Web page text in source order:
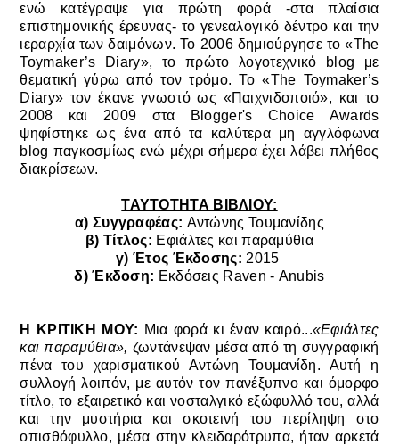
ενώ κατέγραψε για πρώτη φορά -στα πλαίσια
επιστημονικής έρευνας- το γενεαλογικό δέντρο και την
ιεραρχία των δαιμόνων.To 2006 δημιούργησε το «The
Toymaker’s Diary», το πρώτο λογοτεχνικό blog με
θεματική γύρω από τον τρόμο. Το «The Toymaker’s
Diary» τον έκανε γνωστό ως «Παιχνιδοποιό», και το
2008 και 2009 στα Blogger's Choice Awards
ψηφίστηκε ως ένα από τα καλύτερα μη αγγλόφωνα
blog παγκοσμίως ενώ μέχρι σήμερα έχει λάβει πλήθος
διακρίσεων.
ΤΑΥΤΟΤΗΤΑ ΒΙΒΛΙΟΥ:
α) Συγγραφέας: Αντώνης Τουμανίδης
β) Τίτλος: Εφιάλτες και παραμύθια
γ) Έτος Έκδοσης: 2015
δ) Έκδοση: Εκδόσεις Raven - Anubis
Η ΚΡΙΤΙΚΗ ΜΟΥ: Μια φορά κι έναν καιρό...«Εφιάλτες
και παραμύθια», ζωντάνεψαν μέσα από τη συγγραφική
πένα του χαρισματικού Αντώνη Τουμανίδη. Αυτή η
συλλογή λοιπόν, με αυτόν τον πανέξυπνο και όμορφο
τίτλο, το εξαιρετικό και νοσταλγικό εξώφυλλό του, αλλά
και την μυστήρια και σκοτεινή του περίληψη στο
οπισθόφυλλο, μέσα στην κλειδαρότρυπα, ήταν αρκετά